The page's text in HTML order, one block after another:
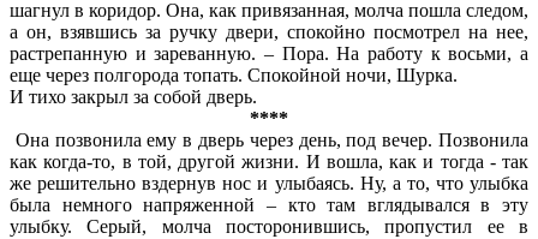
шагнул в коридор. Она, как привязанная, молча пошла следом,
а он, взявшись за ручку двери, спокойно посмотрел на нее,
растрепанную и зареванную. – Пора. На работу к восьми, а
еще через полгорода топать. Спокойной ночи, Шурка.
И тихо закрыл за собой дверь.
****
Она позвонила ему в дверь через день, под вечер. Позвонила
как когда-то, в той, другой жизни. И вошла, как и тогда - так
же решительно вздернув нос и улыбаясь. Ну, а то, что улыбка
была немного напряженной – кто там вглядывался в эту
улыбку. Серый, молча посторонившись, пропустил ее в